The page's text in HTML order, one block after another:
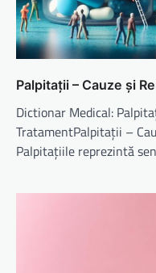
Palpitații – Cauze și
Dictionar Medical:
TratamentPalpitații –
Palpitațiile reprezintă